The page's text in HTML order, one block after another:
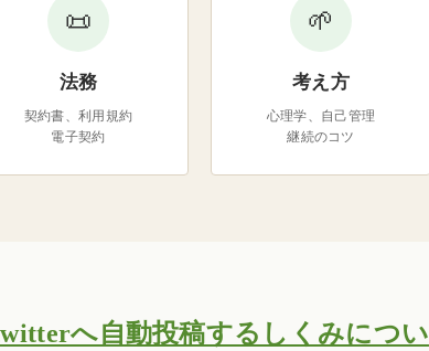
📜
法務
契約書、利用規約
電子契約
🌱
考え方
心理学、自己管理
継続のコツ
へ自動投稿するしくみについ